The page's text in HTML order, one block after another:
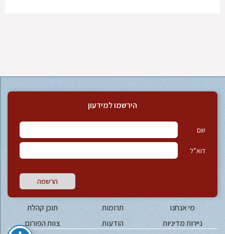
הירשמו למידעון
שם
דוא”ל
הרשמה
מי אנחנו תרומות
תוכן קהלת
ניירות מדיניות
הודעות צוות הפורום